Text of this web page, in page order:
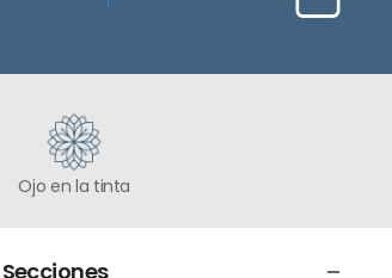
Ojo en la tinta
Secciones